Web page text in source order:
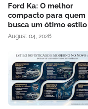
Ford Ka: O melhor
compacto para quem
busca um ótimo estilo
August 04, 2026